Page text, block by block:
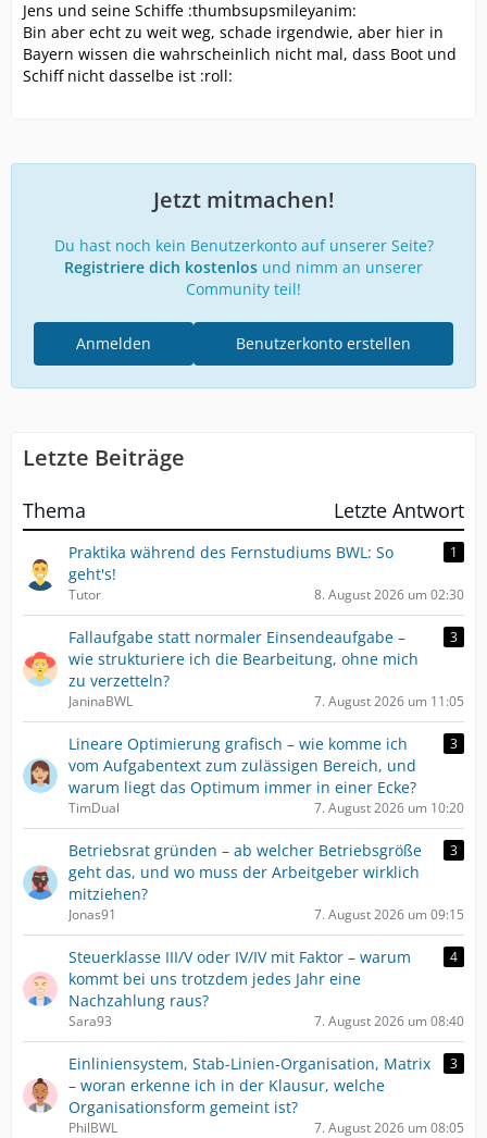
Jens und seine Schiffe :thumbsupsmileyanim:
Bin aber echt zu weit weg, schade irgendwie, aber hier in
Bayern wissen die wahrscheinlich nicht mal, dass Boot und
Schiff nicht dasselbe ist :roll:
Jetzt mitmachen!
Du hast noch kein Benutzerkonto auf unserer Seite?
Registriere dich kostenlos und nimm an unserer
Community teil!
Benutzerkonto erstellen
Anmelden
Letzte Beiträge
Thema Letzte Antwort
Praktika während des Fernstudiums BWL: So
geht's!
1
Tutor 8. August 2026 um 02:30
Fallaufgabe statt normaler Einsendeaufgabe –
wie strukturiere ich die Bearbeitung, ohne mich
zu verzetteln?
3
JaninaBWL 7. August 2026 um 11:05
Lineare Optimierung grafisch – wie komme ich
vom Aufgabentext zum zulässigen Bereich, und
warum liegt das Optimum immer in einer Ecke?
3
TimDual 7. August 2026 um 10:20
Betriebsrat gründen – ab welcher Betriebsgröße
geht das, und wo muss der Arbeitgeber wirklich
mitziehen?
3
Jonas91 7. August 2026 um 09:15
Steuerklasse III/V oder IV/IV mit Faktor – warum
kommt bei uns trotzdem jedes Jahr eine
Nachzahlung raus?
4
Sara93 7. August 2026 um 08:40
Einliniensystem, Stab-Linien-Organisation, Matrix
– woran erkenne ich in der Klausur, welche
Organisationsform gemeint ist?
3
PhilBWL 7. August 2026 um 08:05